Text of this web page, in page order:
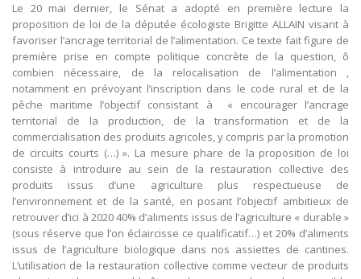
Le 20 mai dernier, le Sénat a adopté en première lecture la
proposition de loi de la députée écologiste Brigitte ALLAIN visant à
favoriser l’ancrage territorial de l’alimentation. Ce texte fait figure de
première prise en compte politique concrète de la question, ô
combien nécessaire, de la relocalisation de l’alimentation ,
notamment en prévoyant l’inscription dans le code rural et de la
pêche maritime l’objectif consistant à « encourager l’ancrage
territorial de la production, de la transformation et de la
commercialisation des produits agricoles, y compris par la promotion
de circuits courts (…) ». La mesure phare de la proposition de loi
consiste à introduire au sein de la restauration collective des
produits issus d’une agriculture plus respectueuse de
l’environnement et de la santé, en posant l’objectif ambitieux de
retrouver d’ici à 2020 40% d’aliments issus de l’agriculture « durable »
(sous réserve que l’on éclaircisse ce qualificatif…) et 20% d’aliments
issus de l’agriculture biologique dans nos assiettes de cantines.
L’utilisation de la restauration collective comme vecteur de produits